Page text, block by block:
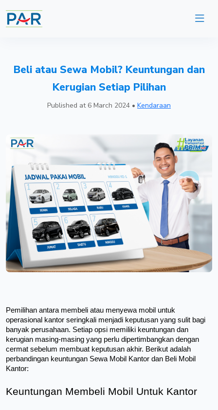
Beli atau Sewa Mobil? Keuntungan dan
Kerugian Setiap Pilihan
Published at6 March 2024 • Kendaraan
Pemilihan antara membeli atau menyewa mobil untuk
operasional kantor seringkali menjadi keputusan yang sulit bagi
banyak perusahaan. Setiap opsi memiliki keuntungan dan
kerugian masing-masing yang perlu dipertimbangkan dengan
cermat sebelum membuat keputusan akhir. Berikut adalah
perbandingan keuntungan Sewa Mobil Kantor dan Beli Mobil
Kantor:
Keuntungan Membeli Mobil Untuk Kantor